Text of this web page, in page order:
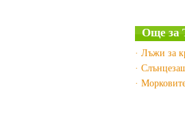
Още за
· Лъжи за
·
·